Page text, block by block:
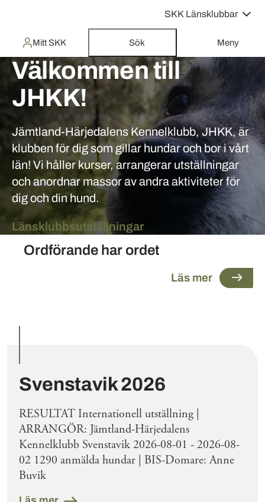
SKK Länsklubbar
Mitt SKK Sök Meny
Välkommen till
JHKK!
Jämtland-Härjedalens Kennelklubb, JHKK, är
klubben för dig som gillar hundar och bor i vårt
län! Vi håller kurser, arrangerar utställningar
och anordnar massor av andra aktiviteter för
dig och din hund.
Länsklubbsutställningar
Tjänster
Ordförande har ordet
Läs mer
Svenstavik 2026
RESULTAT Internationell utställning |
ARRANGÖR: Jämtland-Härjedalens
Kennelklubb Svenstavik 2026-08-01 - 2026-08-
02 1290 anmälda hundar | BIS-Domare: Anne
Buvik